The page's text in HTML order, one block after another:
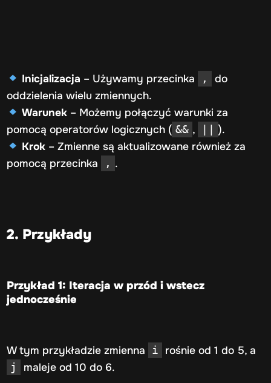
Inicjalizacja – Używamy przecinka ,
do
oddzielenia wielu zmiennych.
Warunek– Możemy połączyć warunki za
pomocą operatorów logicznych ( && ,
).
Krok– Zmienne są aktualizowane również za
pomocą przecinka
, .
2. Przykłady
Przykład 1: Iteracja w przód i wstecz
jednocześnie
W tym przykładzie zmienna i rośnie od 1 do 5, a
j maleje od 10 do 6.